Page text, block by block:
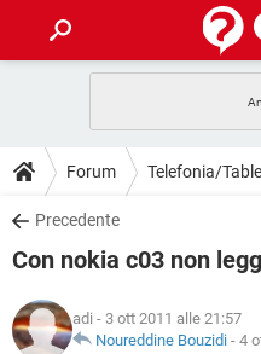
INTRATTENIMENTO
iOS
INSTAGRAM
TIKTOK
HARDWARE
GUIDE
COVID-19
INSTAGRAM
DOWNLOAD
COVID-19
INTRATTENIMENTO
iOS
COVID-19
GLOSSARIO
Forum Telefonia/
Precedente
Con nokia c03 non
adi - 3 ott 2011 alle 21:57
Noureddine Bouzidi - 4